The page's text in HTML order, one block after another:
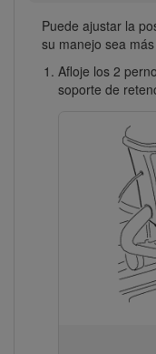
Puede ajustar la
su manejo sea
Afloje los 2
soporte de